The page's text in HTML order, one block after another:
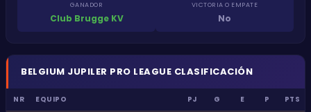
GANADOR
Club Brugge KV
VICTORIA O EMPATE
No
BELGIUM JUPILER PRO LEAGUE CLASIFICACIÓN
NR EQUIPO PJ G E P PTS